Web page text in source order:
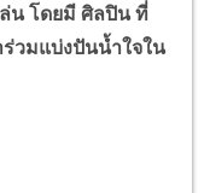
น โดยมี ศิลปิน ที่
วมแบ่งปันน้ำใจใน